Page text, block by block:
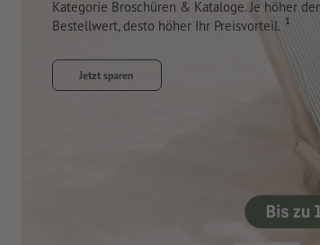
Mit innovativen Materialien aus Apfelresten und
Jetzt entdecken